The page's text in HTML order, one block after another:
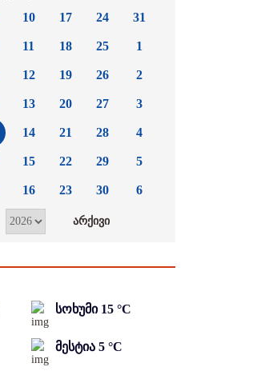
10
11
12
13
14
15
16
17
18
19
20
21
22
23
24
25
26
27
28
29
30
31
1
2
3
4
5
6
სოხუმი 15 °C
მესტია 5 °C